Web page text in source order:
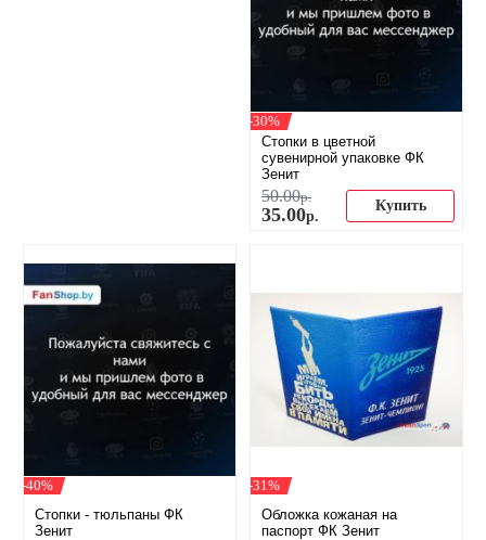
-30%
Стопки в цветной
сувенирной упаковке ФК
Зенит
50.00р.
35.00р.
Купить
-40%
​Стопки - тюльпаны ФК
Зенит
-31%
Обложка кожаная на
паспорт ФК Зенит